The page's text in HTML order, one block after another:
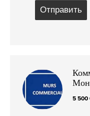
Отправить
5 500